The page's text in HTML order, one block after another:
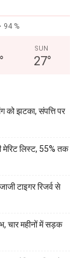
94 %
°
SUN
27°
को झटका, संपत्ति पर
मेरिट लिस्ट, 55% तक
टाइगर रिजर्व से
चार महीनों में सड़क